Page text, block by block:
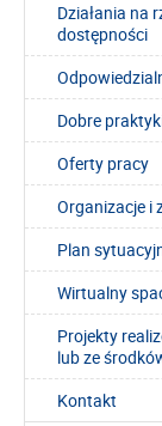
Działania na
dostępności
Dobre
Oferty pracy
Organizacje i
Plan
Wirtualny
Projekty
lub ze
Kontakt